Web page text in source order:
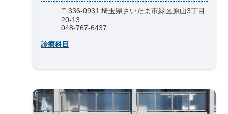
〒336-0931 埼玉県さいたま市緑区原山3丁目
20-13
048-767-6437
診療科目